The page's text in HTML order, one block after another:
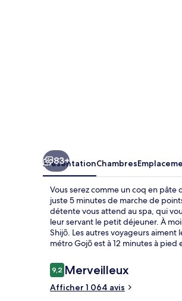
83+
PrésentationChambres
Vous serez comme un coq en pâte
juste 5 minutes de marche de
détente vous attend au spa, qui
leur servant le petit déjeuner. À
Shijō. Les autres voyageurs
métro Gojō est à 12 minutes à
Avis
voyageurs
9,29,2 sur 10
Merveilleux
Afficher 1 064 avis